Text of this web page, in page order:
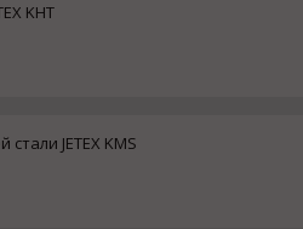
KHT
JETEX KMS